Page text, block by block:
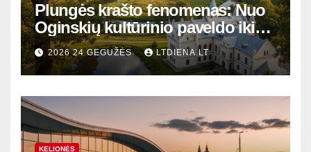
Plungės krašto fenomenas: Nuo
Oginskių kultūrinio paveldo iki
Žemaitijos gamtos perlų
2026 24 GEGUŽĖS LTDIENA.LT
KELIONĖS